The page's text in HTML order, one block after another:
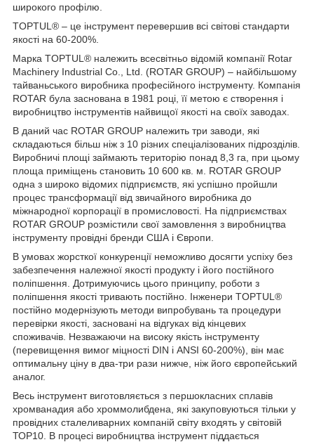
широкого профілю.
TOPTUL® – це інструмент перевершив всі світові стандарти
якості на 60-200%.
Марка TOPTUL® належить всесвітньо відомій компанії Rotar
Machinery Industrial Co., Ltd. (ROTAR GROUP) – найбільшому
тайваньського виробника професійного інструменту. Компанія
ROTAR була заснована в 1981 році, її метою є створення і
виробництво інструментів найвищої якості на своїх заводах.
В даний час ROTAR GROUP належить три заводи, які
складаються більш ніж з 10 різних спеціалізованих підрозділів.
Виробничі площі займають територію понад 8,3 га, при цьому
площа приміщень становить 10 600 кв. м. ROTAR GROUP
одна з широко відомих підприємств, які успішно пройшли
процес трансформації від звичайного виробника до
міжнародної корпорації в промисловості. На підприємствах
ROTAR GROUP розмістили свої замовлення з виробництва
інструменту провідні бренди США і Європи.
В умовах жорсткої конкуренції неможливо досягти успіху без
забезпечення належної якості продукту і його постійного
поліпшення. Дотримуючись цього принципу, роботи з
поліпшення якості тривають постійно. Інженери TOPTUL®
постійно модернізують методи випробувань та процедури
перевірки якості, засновані на відгуках від кінцевих
споживачів. Незважаючи на високу якість інструменту
(перевищення вимог міцності DIN і ANSI 60-200%), він має
оптимальну ціну в два-три рази нижче, ніж його європейський
аналог.
Весь інструмент виготовляється з першокласних сплавів
хромванадия або хроммолибдена, які закуповуються тільки у
провідних сталеливарних компаній світу входять у світовій
ТОР10. В процесі виробництва інструмент піддається